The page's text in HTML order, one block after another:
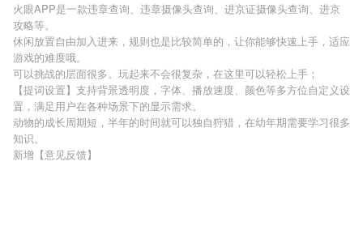
火眼APP是一款违章查询、违章摄像头查询、进京证摄像头查询、进京
攻略等。
休闲放置自由加入进来，规则也是比较简单的，让你能够快速上手，适应
游戏的难度哦。
可以挑战的层面很多。玩起来不会很复杂，在这里可以轻松上手；
【提词设置】支持背景透明度，字体、播放速度、颜色等多方位自定义设
置，满足用户在各种场景下的显示需求。
动物的成长周期短，半年的时间就可以独自狩猎，在幼年期需要学习很多
知识。
新增【意见反馈】